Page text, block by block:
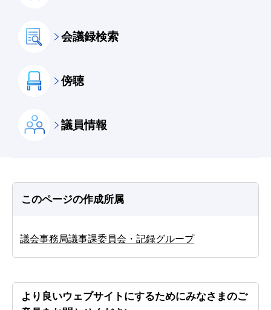
会議録検索
傍聴
議員情報
このページの作成所属
議会事務局議事課委員会・記録グループ
より良いウェブサイトにするためにみなさまのご